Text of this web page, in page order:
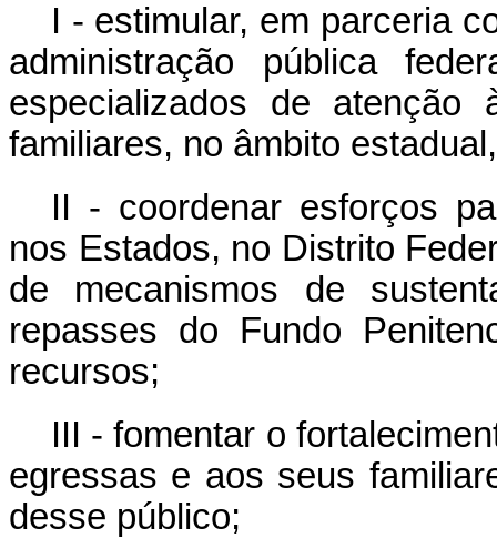
I - estimular, em parceria
administração pública
especializados de
familiares, no âmbito
II - coordenar esforços
nos Estados, no Distrito
de mecanismos de
repasses do Fundo
recursos;
III - fomentar o
egressas e aos seus
desse público;